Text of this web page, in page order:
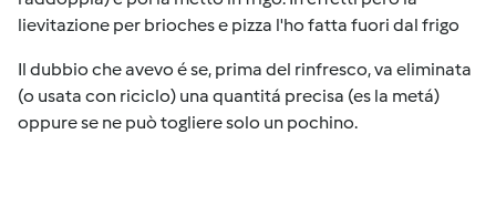
lievitazione per brioches e pizza l'ho fatta fuori dal frigo
Il dubbio che avevo é se, prima del rinfresco, va eliminata
(o usata con riciclo) una quantitá precisa (es la metá)
oppure se ne può togliere solo un pochino.